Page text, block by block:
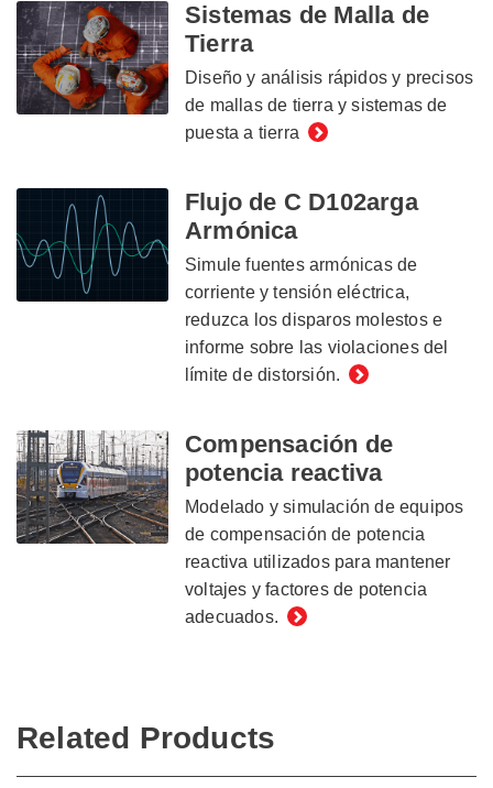
Sistemas de Malla de
Tierra
Diseño y análisis rápidos y precisos
de mallas de tierra y sistemas de
puesta a tierra
Flujo de C D102arga
Armónica
Simule fuentes armónicas de
corriente y tensión eléctrica,
reduzca los disparos molestos e
informe sobre las violaciones del
límite de distorsión.
Compensación de
potencia reactiva
Modelado y simulación de equipos
de compensación de potencia
reactiva utilizados para mantener
voltajes y factores de potencia
adecuados.
Related Products